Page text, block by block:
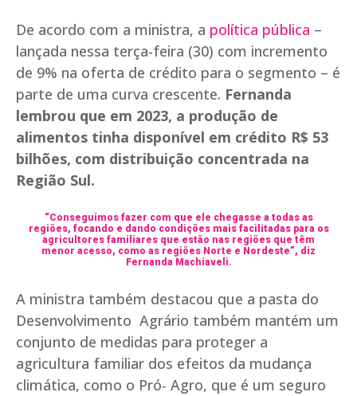
De acordo com a ministra, a política pública –
lançada nessa terça-feira (30) com incremento
de 9% na oferta de crédito para o segmento – é
parte de uma curva crescente. Fernanda
lembrou que em 2023, a produção de
alimentos tinha disponível em crédito R$ 53
bilhões, com distribuição concentrada na
Região Sul.
“Conseguimos fazer com que ele chegasse a todas as
regiões, focando e dando condições mais facilitadas para os
agricultores familiares que estão nas regiões que têm
menor acesso, como as regiões Norte e Nordeste”, diz
Fernanda Machiaveli.
A ministra também destacou que a pasta do
Desenvolvimento Agrário também mantém um
conjunto de medidas para proteger a
agricultura familiar dos efeitos da mudança
climática, como o Pró- Agro, que é um seguro